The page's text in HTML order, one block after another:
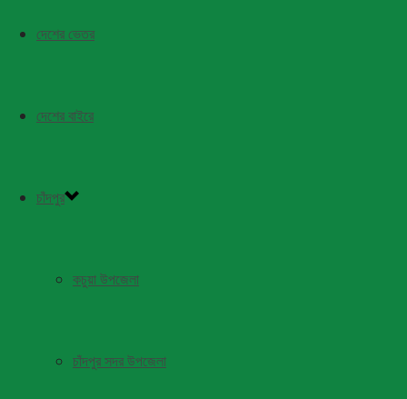
দেশের ভেতর
দেশের বাইরে
চাঁদপুর
কচুয়া উপজেলা
চাঁদপুর সদর উপজেলা